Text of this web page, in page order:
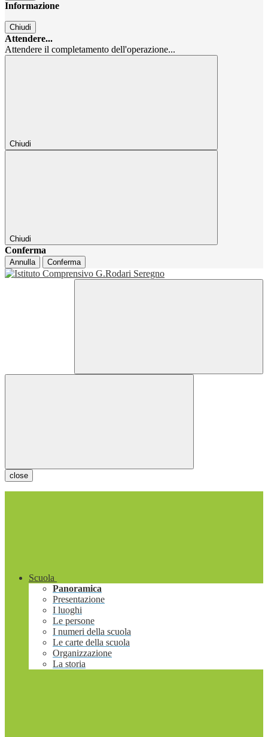
Informazione
Chiudi
Attendere...
Attendere il completamento dell'operazione...
Chiudi
Chiudi
Conferma
Annulla Conferma
close
Scuola
Panoramica
Presentazione
I luoghi
Le persone
I numeri della scuola
Le carte della scuola
Organizzazione
La storia